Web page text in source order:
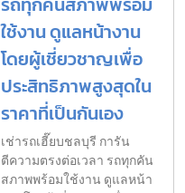
ใช้งาน ดูแลหน้างาน
โดยผู้เชี่ยวชาญเพื่อ
ประสิทธิภาพสูงสุดใน
ราคาที่เป็นกันเอง
เช่ารถเฮี๊ยบชลบุรี การัน
ตีความตรงต่อเวลา รถทุกคัน
สภาพพร้อมใช้งาน ดูแลหน้า